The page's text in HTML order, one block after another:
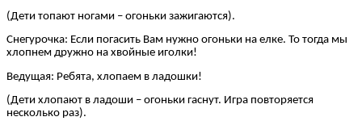
(Дети топают ногами – огоньки зажигаются).
Снегурочка: Если погасить Вам нужно огоньки на елке. То тогда мы
хлопнем дружно на хвойные иголки!
Ведущая: Ребята, хлопаем в ладошки!
(Дети хлопают в ладоши – огоньки гаснут. Игра повторяется
несколько раз).